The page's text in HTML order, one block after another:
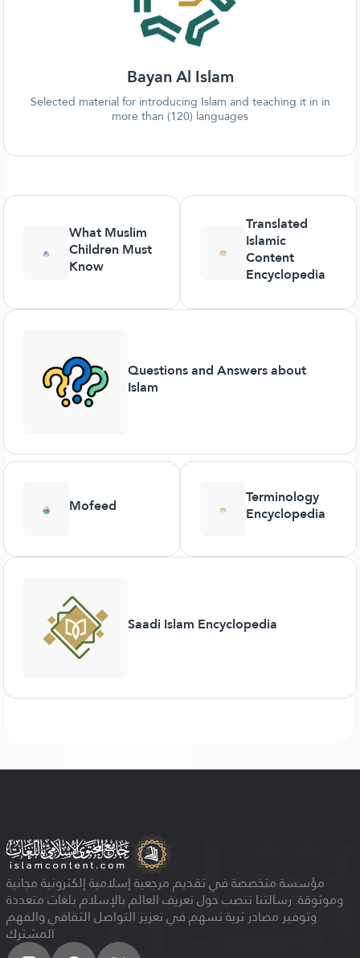
Bayan Al Islam
Selected material for introducing Islam and teaching it in in
more than (120) languages
What Muslim
Children Must
Know
Translated
Islamic
Content
Encyclopedia
Questions and Answers about
Islam
Mofeed Terminology
Encyclopedia
Saadi Islam Encyclopedia
مؤسسة متخصصة في تقديم مرجعية إسلامية إلكترونية مجانية
وموثوقة. رسالتنا تنصب حول تعريف العالم بالإسلام بلغات متعددة
وتوفير مصادر ثرية تسهم في تعزيز التواصل الثقافي والفهم
المشترك